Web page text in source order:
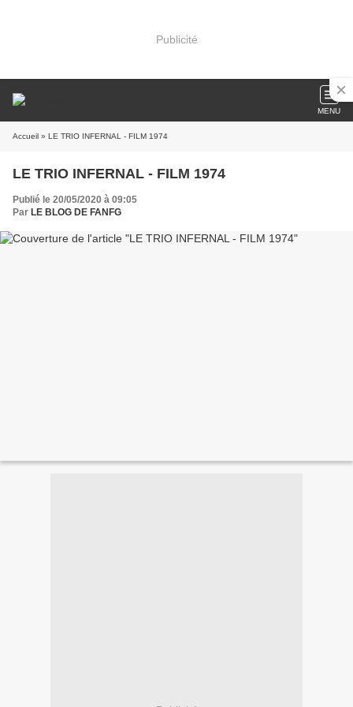
Publicité
MENU
Accueil » LE TRIO INFERNAL - FILM 1974
LE TRIO INFERNAL - FILM 1974
Publié le 20/05/2020 à 09:05
Par LE BLOG DE FANFG